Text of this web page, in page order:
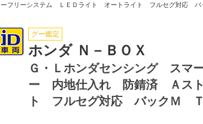
ーフリーシステム ＬＥＤライト オートライト フルセグ対応
グー鑑定
ホンダ Ｎ－ＢＯＸ
Ｇ・Ｌホンダセンシング スマ
ー 内地仕入れ 防錆済 Ａス
ト フルセグ対応 バックＭ